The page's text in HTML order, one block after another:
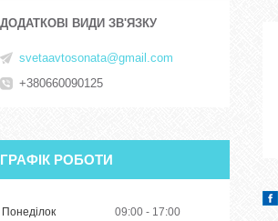
svetaavtosonata@gmail.com
+380660090125
ГРАФІК РОБОТИ
Понеділок 09:00 17:00